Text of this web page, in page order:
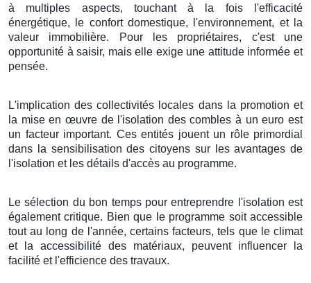
à multiples aspects, touchant à la fois l'efficacité
énergétique, le confort domestique, l'environnement, et la
valeur immobilière. Pour les propriétaires, c'est une
opportunité à saisir, mais elle exige une attitude informée et
pensée.
L'implication des collectivités locales dans la promotion et
la mise en œuvre de l'isolation des combles à un euro est
un facteur important. Ces entités jouent un rôle primordial
dans la sensibilisation des citoyens sur les avantages de
l'isolation et les détails d'accès au programme.
Le sélection du bon temps pour entreprendre l'isolation est
également critique. Bien que le programme soit accessible
tout au long de l'année, certains facteurs, tels que le climat
et la accessibilité des matériaux, peuvent influencer la
facilité et l'efficience des travaux.